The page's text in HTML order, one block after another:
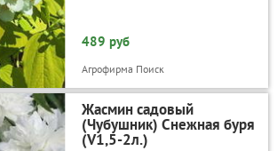
489 руб
Агрофирма Поиск
Жасмин садовый
(Чубушник) Снежная буря
(V1,5-2л.)